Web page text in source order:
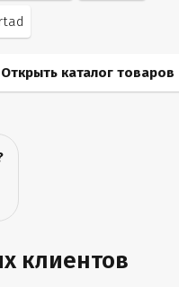
Открыть каталог товаров
клиентов